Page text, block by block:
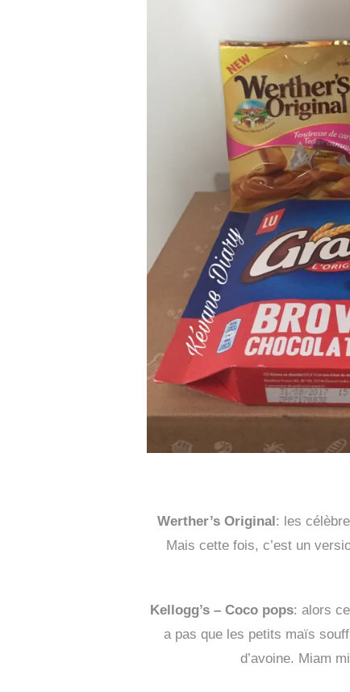
Werther’s Original: les
Mais cette fois, c’est un
Kellogg’s – Coco pops: alors
a pas que les petits maïs
d’avoine. Miam